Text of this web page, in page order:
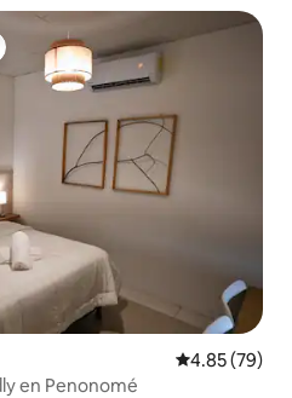
Calificación
4.85 (79)
en Penonomé